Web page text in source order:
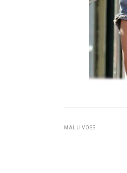
MALU VOSS